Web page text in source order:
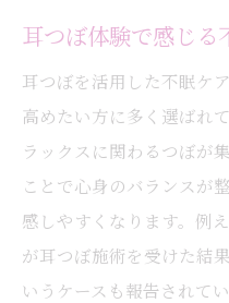
耳つぼ体験で感じる
耳つぼを活用した不眠ケ
高めたい方に多く選ばれ
ラックスに関わるつぼが
ことで心身のバランスが
感しやすくなります。例
が耳つぼ施術を受けた結
いうケースも報告されて